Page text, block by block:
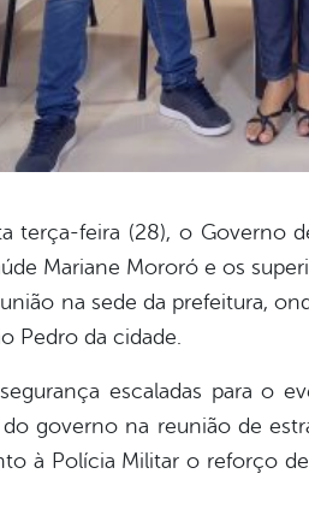
terça-feira (28), o Governo
Mariane Mororó e os
na sede da prefeitura,
Pedro da cidade.
escaladas para o
governo na reunião de
à Polícia Militar o reforço